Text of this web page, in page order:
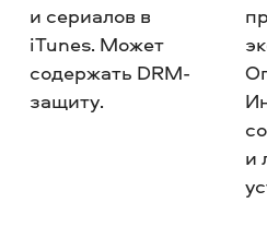
и сериалов в
iTunes. Может
содержать DRM-
защиту.
и